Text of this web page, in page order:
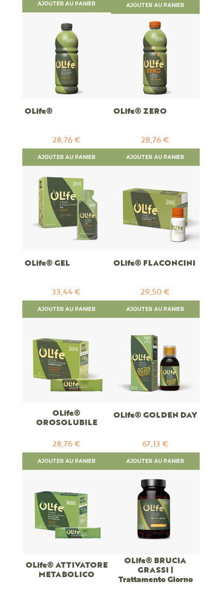
AJOUTER AU PANIER AJOUTER AU PANIER
OLife®
28,76 €
AJOUTER AU PANIER
OLife® ZERO
28,76 €
AJOUTER AU PANIER
OLife® GEL
33,44 €
AJOUTER AU PANIER
OLife® FLACONCINI
29,50 €
AJOUTER AU PANIER
OLife®
OROSOLUBILE
28,76 €
AJOUTER AU PANIER
OLife® GOLDEN DAY
67,13 €
AJOUTER AU PANIER
OLife® ATTIVATORE
METABOLICO
OLife® BRUCIA
GRASSI |
Trattamento Giorno